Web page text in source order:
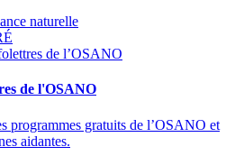
naturelle
de l’OSANO
de l'OSANO
programmes gratuits de l’OSANO et
aidantes.